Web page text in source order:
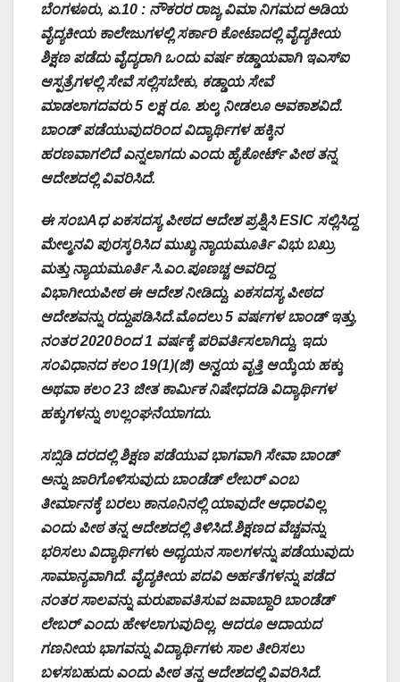
ಬೆಂಗಳೂರು, ಏ.10 : ನೌಕರರ ರಾಜ್ಯ ವಿಮಾ ನಿಗಮದ ಅಡಿಯ
ವೈದ್ಯಕೀಯ ಕಾಲೇಜುಗಳಲ್ಲಿ ಸರ್ಕಾರಿ ಕೋಟಾದಲ್ಲಿ ವೈದ್ಯಕೀಯ
ಶಿಕ್ಷಣ ಪಡೆದು ವೈದ್ಯರಾಗಿ ಒಂದು ವರ್ಷ ಕಡ್ಡಾಯವಾಗಿ ಇಎಸ್‌ಐ
ಆಸ್ಪತ್ರೆಗಳಲ್ಲಿ ಸೇವೆ ಸಲ್ಲಿಸಬೇಕು, ಕಡ್ಡಾಯ ಸೇವೆ
ಮಾಡಲಾಗದವರು 5 ಲಕ್ಷ ರೂ. ಶುಲ್ಕ ನೀಡಲೂ ಅವಕಾಶವಿದೆ.
ಬಾಂಡ್ ಪಡೆಯುವುದರಿಂದ ವಿದ್ಯಾರ್ಥಿಗಳ ಹಕ್ಕಿನ
ಹರಣವಾಗಲಿದೆ ಎನ್ನಲಾಗದು ಎಂದು ಹೈಕೋರ್ಟ್ ಪೀಠ ತನ್ನ
ಆದೇಶದಲ್ಲಿ ವಿವರಿಸಿದೆ.
ಈ ಸಂಬAಧ ಏಕಸದಸ್ಯ ಪೀಠದ ಆದೇಶ ಪ್ರಶ್ನಿಸಿ ESIC ಸಲ್ಲಿಸಿದ್ದ
ಮೇಲ್ಮನವಿ ಪುರಸ್ಕರಿಸಿದ ಮುಖ್ಯ ನ್ಯಾಯಮೂರ್ತಿ ವಿಭು ಬಖ್ರು
ಮತ್ತು ನ್ಯಾಯಮೂರ್ತಿ ಸಿ.ಎಂ.ಪೂಣಚ್ಚ ಅವರಿದ್ದ
ವಿಭಾಗೀಯಪೀಠ ಈ ಆದೇಶ ನೀಡಿದ್ದು, ಏಕಸದಸ್ಯ ಪೀಠದ
ಆದೇಶವನ್ನು ರದ್ದುಪಡಿಸಿದೆ.ಮೊದಲು 5 ವರ್ಷಗಳ ಬಾಂಡ್ ಇತ್ತು,
ನಂತರ 2020ರಿಂದ 1 ವರ್ಷಕ್ಕೆ ಪರಿವರ್ತಿಸಲಾಗಿದ್ದು, ಇದು
ಸಂವಿಧಾನದ ಕಲಂ 19(1)(ಜಿ) ಅನ್ವಯ ವೃತ್ತಿ ಆಯ್ಕೆಯ ಹಕ್ಕು
ಅಥವಾ ಕಲಂ 23 ಜೀತ ಕಾರ್ಮಿಕ ನಿಷೇಧದಡಿ ವಿದ್ಯಾರ್ಥಿಗಳ
ಹಕ್ಕುಗಳನ್ನು ಉಲ್ಲಂಘನೆಯಾಗದು.
ಸಬ್ಸಿಡಿ ದರದಲ್ಲಿ ಶಿಕ್ಷಣ ಪಡೆಯುವ ಭಾಗವಾಗಿ ಸೇವಾ ಬಾಂಡ್
ಅನ್ನು ಜಾರಿಗೊಳಿಸುವುದು ಬಾಂಡೆಡ್ ಲೇಬರ್ ಎಂಬ
ತೀರ್ಮಾನಕ್ಕೆ ಬರಲು ಕಾನೂನಿನಲ್ಲಿ ಯಾವುದೇ ಆಧಾರವಿಲ್ಲ
ಎಂದು ಪೀಠ ತನ್ನ ಆದೇಶದಲ್ಲಿ ತಿಳಿಸಿದೆ.ಶಿಕ್ಷಣದ ವೆಚ್ಚವನ್ನು
ಭರಿಸಲು ವಿದ್ಯಾರ್ಥಿಗಳು ಅಧ್ಯಯನ ಸಾಲಗಳನ್ನು ಪಡೆಯುವುದು
ಸಾಮಾನ್ಯವಾಗಿದೆ. ವೈದ್ಯಕೀಯ ಪದವಿ ಅರ್ಹತೆಗಳನ್ನು ಪಡೆದ
ನಂತರ ಸಾಲವನ್ನು ಮರುಪಾವತಿಸುವ ಜವಾಬ್ದಾರಿ ಬಾಂಡೆಡ್
ಲೇಬರ್ ಎಂದು ಹೇಳಲಾಗುವುದಿಲ್ಲ. ಆದರೂ ಆದಾಯದ
ಗಣನೀಯ ಭಾಗವನ್ನು ವಿದ್ಯಾರ್ಥಿಗಳು ಸಾಲ ತೀರಿಸಲು
ಬಳಸಬಹುದು ಎಂದು ಪೀಠ ತನ್ನ ಆದೇಶದಲ್ಲಿ ವಿವರಿಸಿದೆ.